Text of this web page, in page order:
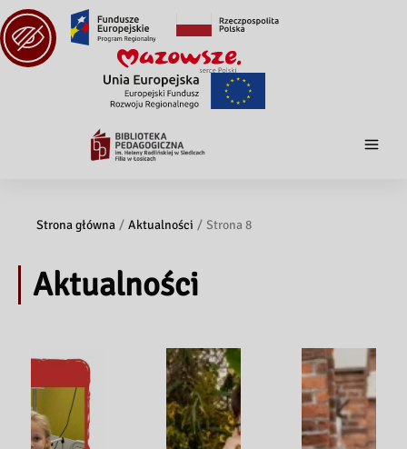
Strona główna Aktualności Strona 8
Aktualności